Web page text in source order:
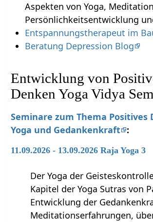
Aspekten von Yoga,
Persönlichkeitsentwicklung
Entspannungstherapeut im
Beratung Depression Blog
Entwicklung von
Denken Yoga Vidya
Seminare zum Thema Positives
Yoga und Gedankenkraft :
11.09.2026 - 13.09.2026 Raja Yoga 3
Der Yoga der
Kapitel der Yoga Sutras von
Entwicklung der
Meditationserfahrungen,